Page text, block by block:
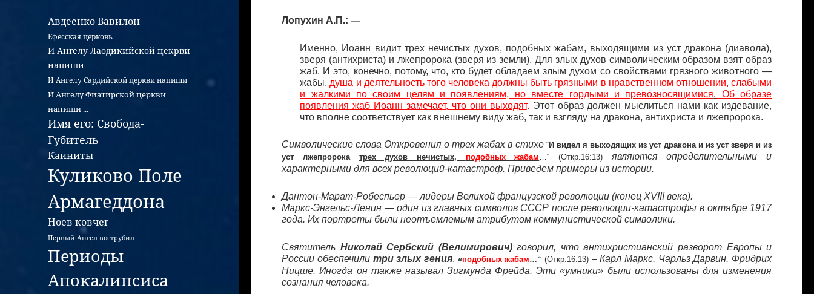
АвдеенкоВавилон
Ефесская церковь
И Ангелу Лаодикийской цекрви
напиши
И Ангелу Сардийской церкви напиши
И Ангелу Фиатирской церкви
напиши ...
Имя его: Свобода-
Губитель
Каиниты
Куликово Поле
Армагеддона
Ноев ковчег
Первый Ангел вострубил
Периоды
Апокалипсиса
Лопухин А.П.: —
Именно, Иоанн видит трех нечистых духов, подобных жабам, выходящими из уст дракона (диавола),
зверя (антихриста) и лжепророка (зверя из земли). Для злых духов символическим образом взят образ
жаб. И это, конечно, потому, что, кто будет обладаем злым духом со свойствами грязного животного —
жабы, душа и деятельность того человека должны быть грязными в нравственном отношении, слабыми
и жалкими по своим целям и появлениям, но вместе гордыми и превозносящимися. Об образе
появления жаб Иоанн замечает, что они выходят. Этот образ должен мыслиться нами как издевание,
что вполне соответствует как внешнему виду жаб, так и взгляду на дракона, антихриста и лжепророка.
Символические слова Откровения о трех жабах в стихе “И видел я выходящих из уст дракона и из уст зверя и из
уст лжепророка трех духов нечистых, подобных жабам…“(Откр.16:13)
являются определительными и
характерными для всех революций-катастроф. Приведем примеры из истории.
Дантон-Марат-Робеспьер — лидеры Великой французской революции (конец XVIII века).
Маркс-Энгельс-Ленин — один из главных символов СССР после революции-катастрофы в октябре 1917
года. Их портреты были неотъемлемым атрибутом коммунистической символики.
Святитель Николай Сербский (Велимирович)говорил, что антихристианский разворот Европы и
России обеспечили три злых гения, «подобных жабам…“(Откр.16:13) – Карл Маркс, Чарльз Дарвин, Фридрих
Ницше. Иногда он также называл Зигмунда Фрейда. Эти «умники» были использованы для изменения
сознания человека.